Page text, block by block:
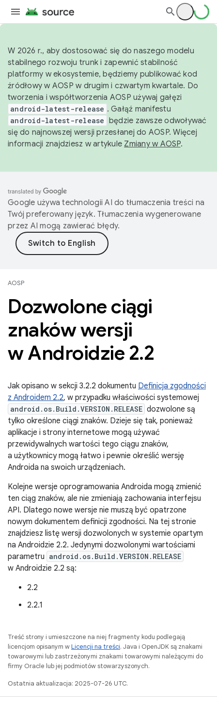
W 2026 r., aby dostosować się do naszego modelu
stabilnego rozwoju trunk i zapewnić stabilność
platformy w ekosystemie, będziemy publikować kod
źródłowy w AOSP w drugim i czwartym kwartale. Do
tworzenia i współtworzenia AOSP używaj gałęzi
android-latest-release . Gałąź manifestu
android-latest-release będzie zawsze odwoływać
się do najnowszej wersji przesłanej do AOSP. Więcej
informacji znajdziesz w artykule Zmiany w AOSP.
Google używa technologii AI do tłumaczenia treści na
Twój preferowany język. Tłumaczenia wygenerowane
przez AI mogą zawierać błędy.
AOSP
Dozwolone ciągi
znaków wersji
w Androidzie 2.2
Jak opisano w sekcji 3.2.2 dokumentu Definicja zgodności
z Androidem 2.2, w przypadku właściwości systemowej
android.os.Build.VERSION.RELEASE dozwolone są
tylko określone ciągi znaków. Dzieje się tak, ponieważ
aplikacje i strony internetowe mogą używać
przewidywalnych wartości tego ciągu znaków,
a użytkownicy mogą łatwo i pewnie określić wersję
Androida na swoich urządzeniach.
Kolejne wersje oprogramowania Androida mogą zmienić
ten ciąg znaków, ale nie zmieniają zachowania interfejsu
API. Dlatego nowe wersje nie muszą być opatrzone
nowym dokumentem definicji zgodności. Na tej stronie
znajdziesz listę wersji dozwolonych w systemie opartym
na Androidzie 2.2. Jedynymi dozwolonymi wartościami
parametru android.os.Build.VERSION.RELEASE
w Androidzie 2.2 są:
2.2
2.2.1
Treść strony i umieszczone na niej fragmenty kodu podlegają
licencjom opisanym wLicencji na treści. Java i OpenJDK są znakami
towarowymi lub zastrzeżonymi znakami towarowymi należącymi do
firmy Oracle lub jej podmiotów stowarzyszonych.
Ostatnia aktualizacja: 2025-07-26 UTC.